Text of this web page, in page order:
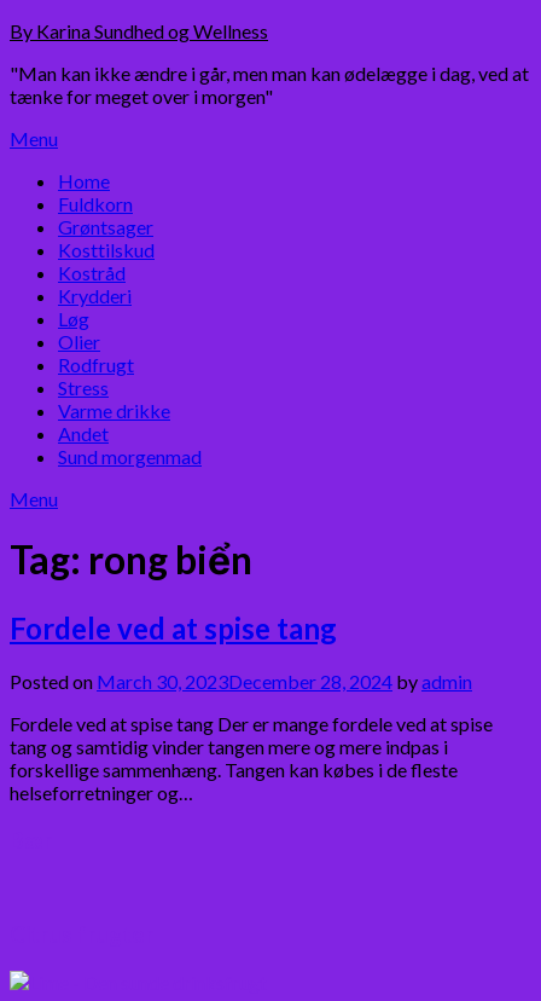
Skip
content
By Karina Sundhed og Wellness
"Man kan ikke ændre i går, men man kan ødelægge i dag, ved at
tænke for meget over i morgen"
Menu
Home
Fuldkorn
Grøntsager
Kosttilskud
Kostråd
Krydderi
Løg
Olier
Rodfrugt
Stress
Varme drikke
Andet
Sund morgenmad
Menu
Tag: rong biển
Fordele ved at spise tang
Posted on March 30, 2023December 28, 2024 byadmin
Fordele ved at spise tang Der er mange fordele ved at spise
tang og samtidig vinder tangen mere og mere indpas i
forskellige sammenhæng. Tangen kan købes i de fleste
helseforretninger og…